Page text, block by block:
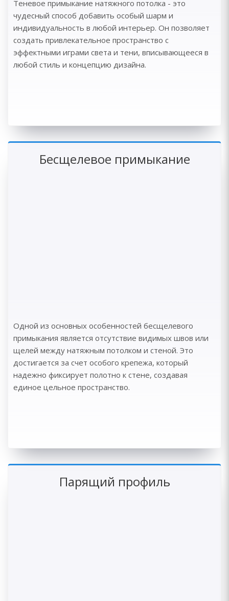
Теневое примыкание натяжного потолка - это
чудесный способ добавить особый шарм и
индивидуальность в любой интерьер. Он позволяет
создать привлекательное пространство с
эффектными играми света и тени, вписывающееся в
любой стиль и концепцию дизайна.
Бесщелевое примыкание
Одной из основных особенностей бесщелевого
примыкания является отсутствие видимых швов или
щелей между натяжным потолком и стеной. Это
достигается за счет особого крепежа, который
надежно фиксирует полотно к стене, создавая
единое цельное пространство.
Парящий профиль